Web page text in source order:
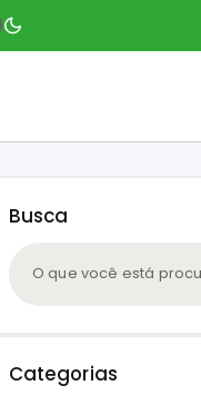
Busca
Categorias